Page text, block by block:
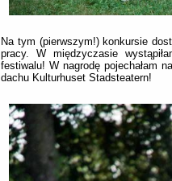
Na tym (pierwszym!) konkursie
pracy. W międzyczasie
festiwalu! W nagrodę pojechałam
dachu Kulturhuset Stadsteatern!